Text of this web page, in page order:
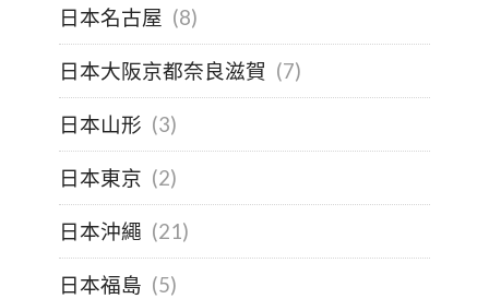
日本名古屋 (8)
日本大阪京都奈良滋賀 (7)
日本山形 (3)
日本東京 (2)
日本沖繩 (21)
日本福島 (5)